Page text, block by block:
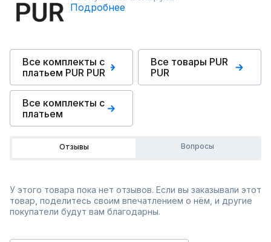
Подробнее
Все комплекты с
платьем PUR PUR
Все товары PUR
PUR
Все комплекты с
платьем
Отзывы Вопросы
У этого товара пока нет отзывов. Если вы заказывали этот
товар, поделитесь своим впечатлением о нём, и другие
покупатели будут вам благодарны.